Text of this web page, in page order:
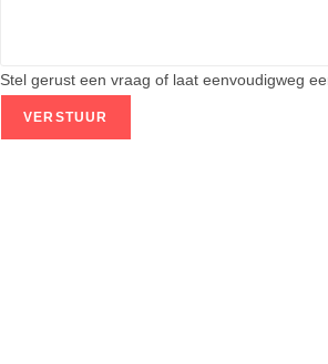
Stel gerust een vraag of laat eenvoudigweg
VERSTUUR